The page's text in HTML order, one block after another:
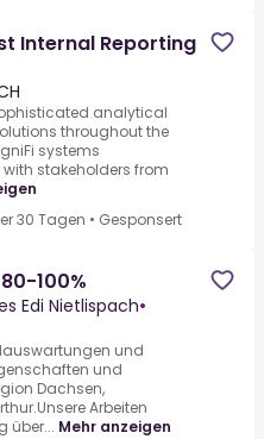
Internal Reporting
analytical
throughout the
systems
stakeholders from
30 Tagen • Gesponsert
100%
Edi Nietlispach•
und
und
Dachsen,
Arbeiten
über... Mehr anzeigen